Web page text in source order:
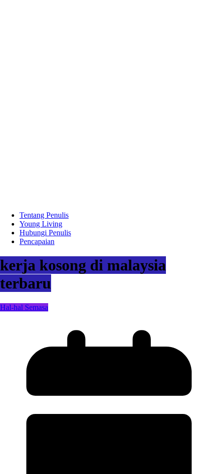
Tentang Penulis
Young Living
Hubungi Penulis
Pencapaian
kerja kosong di malaysia
terbaru
Hal-hal Semasa